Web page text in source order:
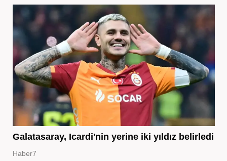
Galatasaray, Icardi'nin yerine iki yıldız belirledi
Haber7